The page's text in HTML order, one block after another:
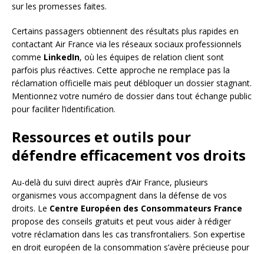
sur les promesses faites.
Certains passagers obtiennent des résultats plus rapides en
contactant Air France via les réseaux sociaux professionnels
comme LinkedIn, où les équipes de relation client sont
parfois plus réactives. Cette approche ne remplace pas la
réclamation officielle mais peut débloquer un dossier stagnant.
Mentionnez votre numéro de dossier dans tout échange public
pour faciliter l’identification.
Ressources et outils pour
défendre efficacement vos droits
Au-delà du suivi direct auprès d’Air France, plusieurs
organismes vous accompagnent dans la défense de vos
droits. Le Centre Européen des Consommateurs France
propose des conseils gratuits et peut vous aider à rédiger
votre réclamation dans les cas transfrontaliers. Son expertise
en droit européen de la consommation s’avère précieuse pour